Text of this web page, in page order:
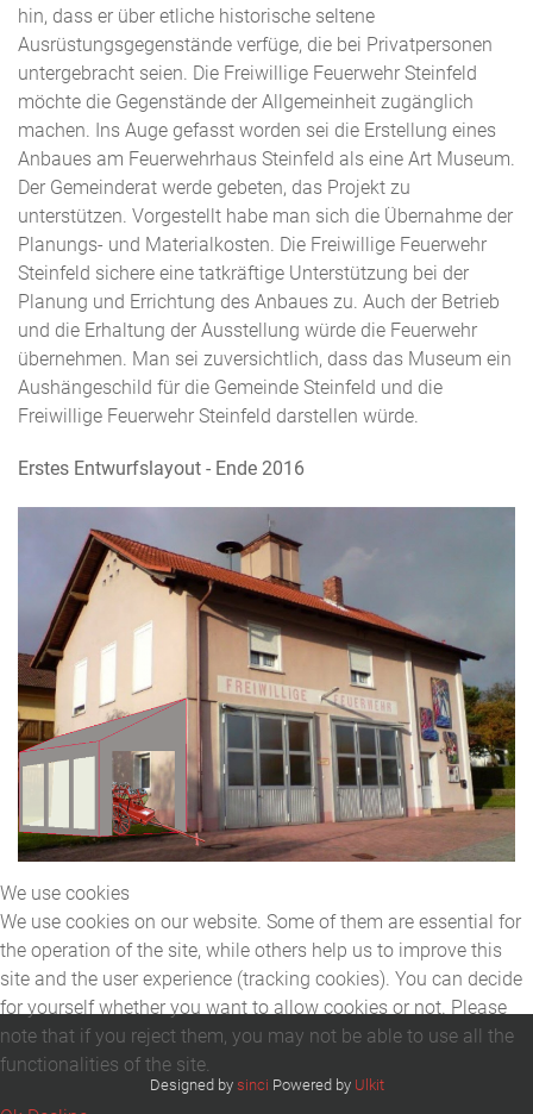
hin, dass er über etliche historische seltene
Ausrüstungsgegenstände verfüge, die bei Privatpersonen
untergebracht seien. Die Freiwillige Feuerwehr Steinfeld
möchte die Gegenstände der Allgemeinheit zugänglich
machen. Ins Auge gefasst worden sei die Erstellung eines
Anbaues am Feuerwehrhaus Steinfeld als eine Art Museum.
Der Gemeinderat werde gebeten, das Projekt zu
unterstützen. Vorgestellt habe man sich die Übernahme der
Planungs- und Materialkosten. Die Freiwillige Feuerwehr
Steinfeld sichere eine tatkräftige Unterstützung bei der
Planung und Errichtung des Anbaues zu. Auch der Betrieb
und die Erhaltung der Ausstellung würde die Feuerwehr
übernehmen. Man sei zuversichtlich, dass das Museum ein
Aushängeschild für die Gemeinde Steinfeld und die
Freiwillige Feuerwehr Steinfeld darstellen würde.
Erstes Entwurfslayout - Ende 2016
Designed by sinci Powered by Ulkit
We use cookies
We use cookies on our website. Some of them are essential for
the operation of the site, while others help us to improve this
site and the user experience (tracking cookies). You can decide
for yourself whether you want to allow cookies or not. Please
note that if you reject them, you may not be able to use all the
functionalities of the site.